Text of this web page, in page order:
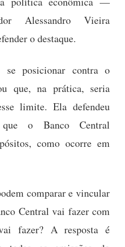
Alessandro Vieira
o destaque.
posicionar contra o
que, na prática, seria
limite. Ela defendeu
o Banco Central
como ocorre em
comparar e vincular
Central vai fazer com
fazer? A resposta é